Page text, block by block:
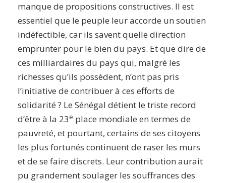
manque de propositions constructives. Il est
essentiel que le peuple leur accorde un soutien
indéfectible, car ils savent quelle direction
emprunter pour le bien du pays. Et que dire de
ces milliardaires du pays qui, malgré les
richesses qu’ils possèdent, n’ont pas pris
l’initiative de contribuer à ces efforts de
solidarité ? Le Sénégal détient le triste record
d’être à la 23e place mondiale en termes de
pauvreté, et pourtant, certains de ses citoyens
les plus fortunés continuent de raser les murs
et de se faire discrets. Leur contribution aurait
pu grandement soulager les souffrances des